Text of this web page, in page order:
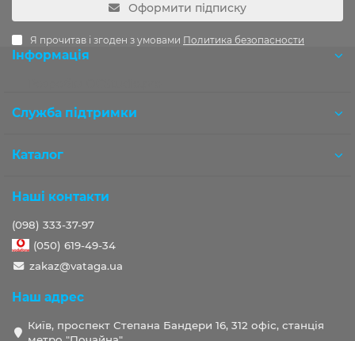
Оформити підписку
Я прочитав і згоден з умовами Политика безопасности
Інформація
Служба підтримки
Каталог
Наші контакти
(098) 333-37-97
(050) 619-49-34
zakaz@vataga.ua
Наш адрес
Київ, проспект Степана Бандери 16, 312 офіс, станція